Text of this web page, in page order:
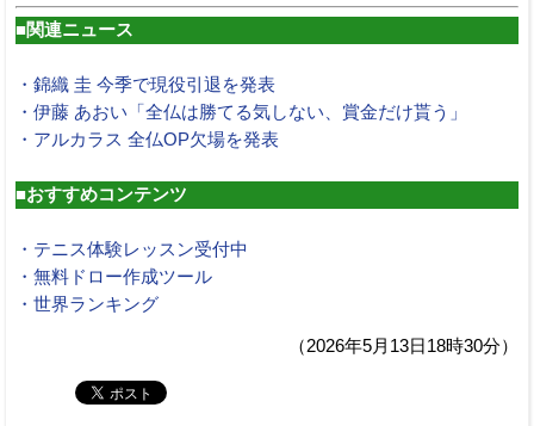
■関連ニュース
・錦織 圭 今季で現役引退を発表
・伊藤 あおい「全仏は勝てる気しない、賞金だけ貰う」
・アルカラス 全仏OP欠場を発表
■おすすめコンテンツ
・テニス体験レッスン受付中
・無料ドロー作成ツール
・世界ランキング
（2026年5月13日18時30分）